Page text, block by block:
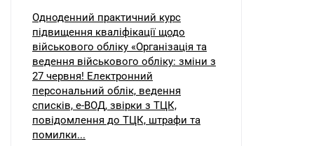
Одноденний практичний курс
підвищення кваліфікації щодо
військового обліку «Організація та
ведення військового обліку: зміни з
27 червня! Електронний
персональний облік, ведення
списків, е-ВОД, звірки з ТЦК,
повідомлення до ТЦК, штрафи та
помилки...